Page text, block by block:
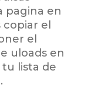
pagina en
copiar el
el
uloads en
lista de